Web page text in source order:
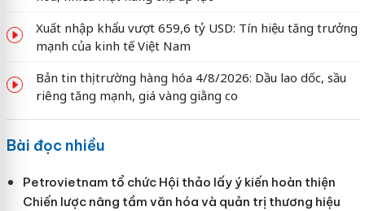
Xuất nhập khẩu vượt 659,6 tỷ USD: Tín hiệu tăng trưởng
mạnh của kinh tế Việt Nam
Bản tin thị trường hàng hóa 4/8/2026: Dầu lao dốc, sầu
riêng tăng mạnh, giá vàng giằng co
Bài đọc nhiều
Petrovietnam tổ chức Hội thảo lấy ý kiến hoàn thiện
Chiến lược nâng tầm văn hóa và quản trị thương hiệu